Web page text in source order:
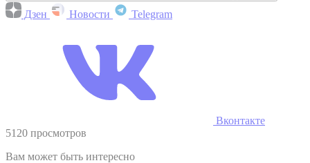
Дзен Новости Telegram
Вконтакте
5120 просмотров
Вам может быть интересно